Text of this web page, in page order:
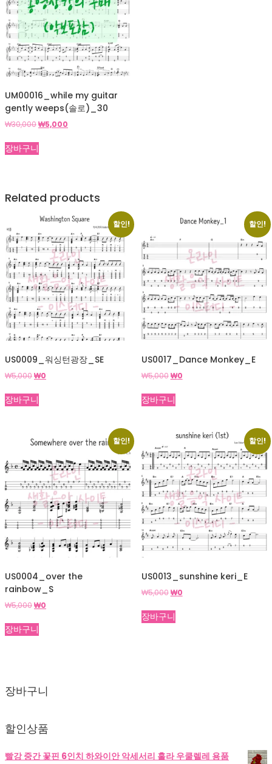
UM00016_while my guitar
gently weeps(솔로)_30
₩30,000원
가
격:
₩5,000
장바구니
Related products
할인!
US0009_워싱턴광장_SE
₩5,000원
가
격:
₩0
장바구니
할인!
US0017_Dance Monkey_E
₩5,000원
가
격:
₩0현
장바구니
할인!
US0004_over the
rainbow_S
₩5,000원
가
격:
₩0
장바구니
할인!
US0013_sunshine keri_E
₩5,000원
가
격:
₩0현
장바구니
장바구니
할인상품
빨강 중간 꽃핀 6인치 하와이안 악세서리 훌라 우쿨렐레 용품